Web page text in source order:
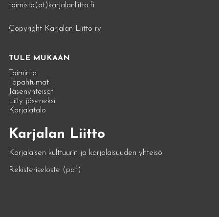
toimisto(at)karjalanliitto.fi
Copyright Karjalan Liitto ry
TULE MUKAAN
Toiminta
Tapahtumat
Jäsenyhteisöt
Liity jäseneksi
Karjalatalo
Karjalan Liitto
Karjalaisen kulttuurin ja karjalaisuuden yhteisö
Rekisteriseloste (pdf)